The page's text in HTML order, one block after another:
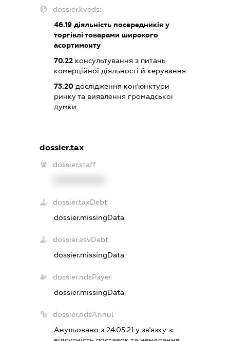
dossier.kveds:
46.19 діяльність посередників у
торгівлі товарами широкого
асортименту
70.22 консультування з питань
комерційної діяльності й керування
73.20 дослідження кон'юнктури
ринку та виявлення громадської
думки
dossier.tax
dossier.staff
dossier.taxDebt
dossier.missingData
dossier.esvDebt
dossier.missingData
dossier.ndsPayer
dossier.missingData
dossier.ndsAnnul
Анульовано з 24.05.21 у зв'язку з: